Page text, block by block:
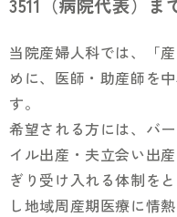
へ
3511（病院代表）ま
当院産婦人科では、「
めに、医師・助産師を
す。
希望される方には、バ
イル出産・夫立会い出
ぎり受け入れる体制を
し地域周産期医療に情